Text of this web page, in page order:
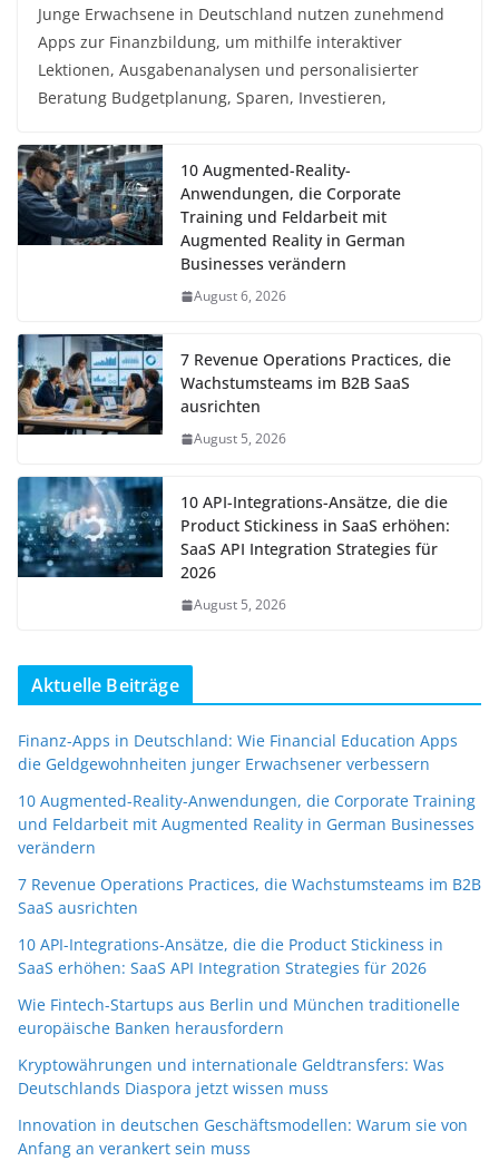
Junge Erwachsene in Deutschland nutzen zunehmend
Apps zur Finanzbildung, um mithilfe interaktiver
Lektionen, Ausgabenanalysen und personalisierter
Beratung Budgetplanung, Sparen, Investieren,
10 Augmented-Reality-
Anwendungen, die Corporate
Training und Feldarbeit mit
Augmented Reality in German
Businesses verändern
August 6, 2026
7 Revenue Operations Practices, die
Wachstumsteams im B2B SaaS
ausrichten
August 5, 2026
10 API-Integrations-Ansätze, die die
Product Stickiness in SaaS erhöhen:
SaaS API Integration Strategies für
2026
August 5, 2026
Aktuelle Beiträge
Finanz-Apps in Deutschland: Wie Financial Education Apps
die Geldgewohnheiten junger Erwachsener verbessern
10 Augmented-Reality-Anwendungen, die Corporate Training
und Feldarbeit mit Augmented Reality in German Businesses
verändern
7 Revenue Operations Practices, die Wachstumsteams im B2B
SaaS ausrichten
10 API-Integrations-Ansätze, die die Product Stickiness in
SaaS erhöhen: SaaS API Integration Strategies für 2026
Wie Fintech-Startups aus Berlin und München traditionelle
europäische Banken herausfordern
Kryptowährungen und internationale Geldtransfers: Was
Deutschlands Diaspora jetzt wissen muss
Innovation in deutschen Geschäftsmodellen: Warum sie von
Anfang an verankert sein muss